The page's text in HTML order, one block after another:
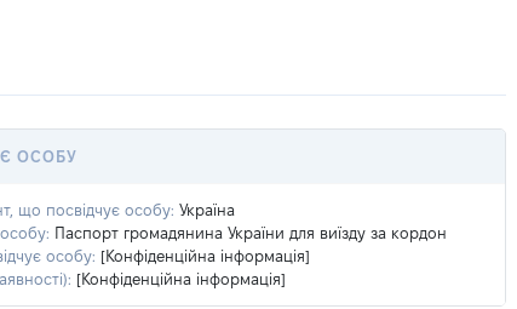
ОСОБУ
що посвідчує особу: Україна
Паспорт громадянина України для виїзду за кордон
особу: [Конфіденційна інформація]
[Конфіденційна інформація]